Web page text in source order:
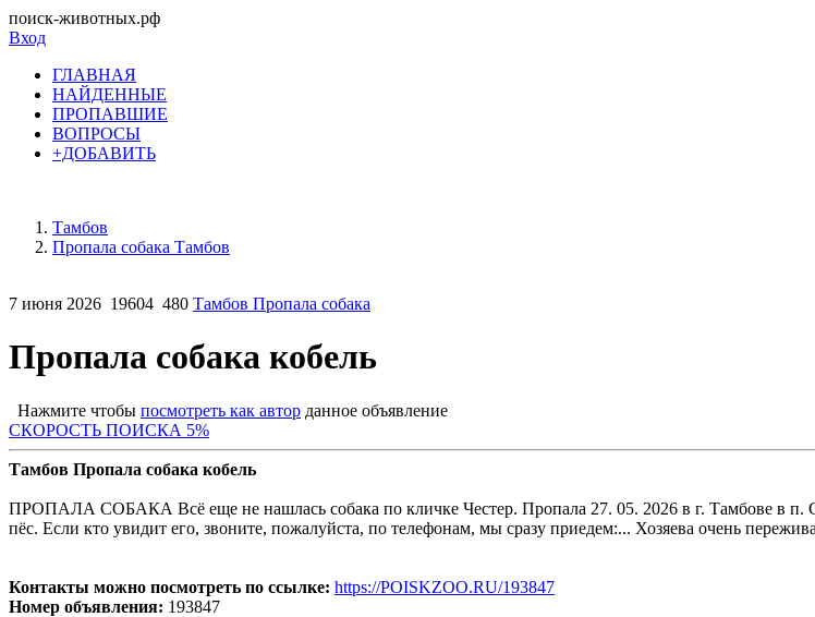
поиск-животных.рф
Вход
ГЛАВНАЯ
НАЙДЕННЫЕ
ПРОПАВШИЕ
ВОПРОСЫ
+ДОБАВИТЬ
Тамбов
Пропала собака Тамбов
7 июня 2026 19604 480 Тамбов Пропала собака
Пропала собака кобель
Нажмите чтобы посмотреть как автор данное объявление
СКОРОСТЬ ПОИСКА 5%
Тамбов Пропала собака кобель
ПРОПАЛА СОБАКА Всё еще не нашлась собака по кличке Честер. Пропала 27. 05. 2026 в г. Тамбове в п.
пёс. Если кто увидит его, звоните, пожалуйста, по телефонам, мы сразу приедем:... Хозяева очень
Контакты можно посмотреть по ссылке: https://POISKZOO.RU/193847
Номер объявления: 193847